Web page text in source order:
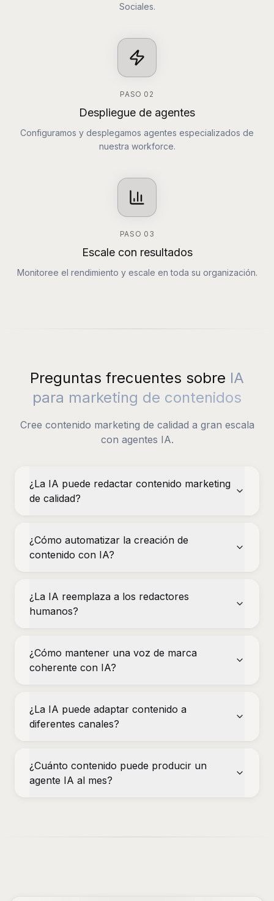
Sociales.
PASO 02
Despliegue de agentes
Configuramos y desplegamos agentes especializados de
nuestra workforce.
PASO 03
Escale con resultados
Monitoree el rendimiento y escale en toda su organización.
Preguntas frecuentes sobre IA
para marketing de contenidos
Cree contenido marketing de calidad a gran escala
con agentes IA.
¿La IA puede redactar contenido marketing
de calidad?
¿Cómo automatizar la creación de
contenido con IA?
¿La IA reemplaza a los redactores
humanos?
¿Cómo mantener una voz de marca
coherente con IA?
¿La IA puede adaptar contenido a
diferentes canales?
¿Cuánto contenido puede producir un
agente IA al mes?